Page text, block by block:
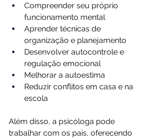
Compreender seu próprio
funcionamento mental
Aprender técnicas de
organização e planejamento
Desenvolver autocontrole e
regulação emocional
Melhorar a autoestima
Reduzir conflitos em casa e na
escola
Além disso, a psicóloga pode
trabalhar com os pais, oferecendo